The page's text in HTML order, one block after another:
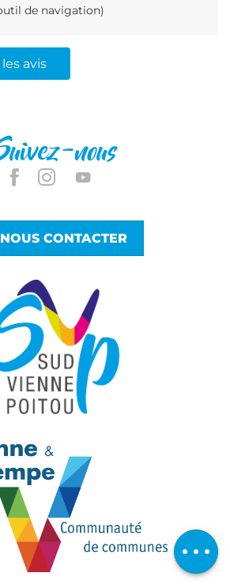
de navigation)
avis
nous
NOUS CONTACTER